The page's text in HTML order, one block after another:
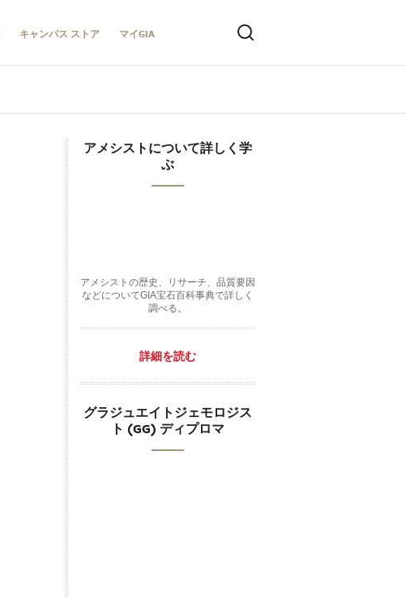
キャンパス ストア マイGIA
アメシストについて詳しく学
ぶ
アメシストの歴史、リサーチ、品質要因
などについてGIA宝石百科事典で詳しく
調べる。
詳細を読む
グラジュエイトジェモロジス
ト (GG) ディプロマ